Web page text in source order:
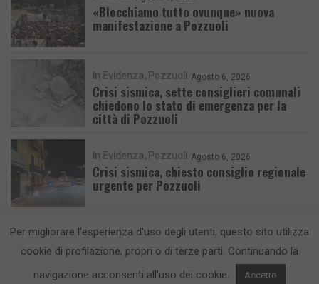
«Blocchiamo tutto ovunque» nuova
manifestazione a Pozzuoli
In Evidenza Pozzuoli Agosto 6, 2026
Crisi sismica, sette consiglieri comunali
chiedono lo stato di emergenza per la
città di Pozzuoli
In Evidenza Pozzuoli Agosto 6, 2026
Crisi sismica, chiesto consiglio regionale
urgente per Pozzuoli
Per migliorare l'esperienza d'uso degli utenti, questo sito utilizza
cookie di profilazione, propri o di terze parti. Continuando la
navigazione acconsenti all'uso dei cookie.
Accetto